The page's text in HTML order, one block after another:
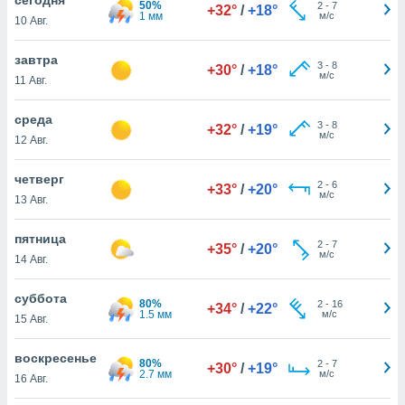
действия
на веб-
основе.
нашей
cookie
в
ВЫ
10 Авг.
50%
1 мм
+32° / +18° 2- 7
м/с
завтра
11 Авг.
+30° / +18° 3- 8
м/с
среда
12 Авг.
+32° / +19° 3- 8
м/с
четверг
13 Авг.
+33° / +20° 2- 6
м/с
пятница
14 Авг.
+35° / +20° 2- 7
м/с
суббота
15 Авг.
80%
1.5 мм
+34° / +22° 2- 16
м/с
воскресенье
16 Авг.
80%
2.7 мм
+30° / +19° 2- 7
м/с